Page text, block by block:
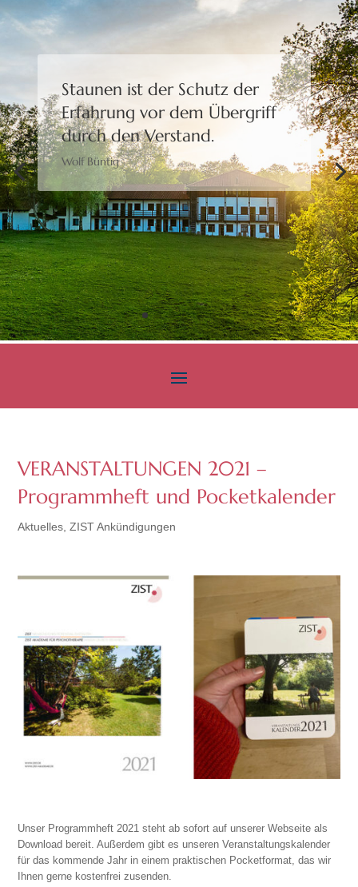
Staunen ist der Schutz der
Erfahrung vor dem Übergriff
durch den Verstand.
Wolf Büntig
VERANSTALTUNGEN 2021 –
Programmheft und Pocketkalender
Aktuelles ,ZIST Ankündigungen
Unser Programmheft 2021 steht ab sofort auf unserer Webseite als
Download bereit. Außerdem gibt es unseren Veranstaltungskalender
für das kommende Jahr in einem praktischen Pocketformat, das wir
Ihnen gerne kostenfrei zusenden.